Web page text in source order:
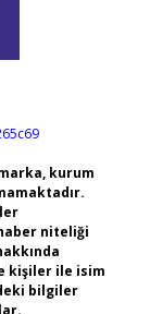
kurum
niteliği
kişiler ile isim
bilgiler